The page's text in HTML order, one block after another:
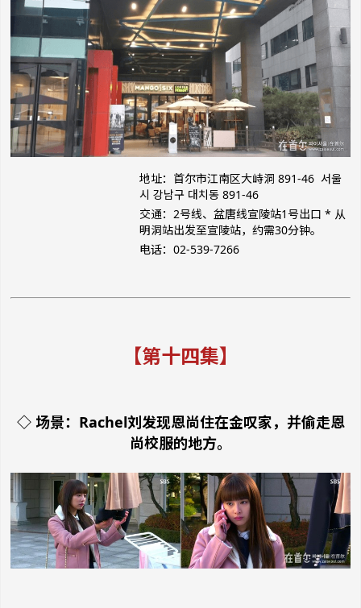
地址：首尔市江南区大峙洞 891-46 서울
시 강남구 대치동 891-46
交通：2号线、盆唐线宣陵站1号出口 * 从
明洞站出发至宣陵站，约需30分钟。
电话：02-539-7266
【第十四集】
◇ 场景：Rachel刘发现恩尚住在金叹家，并偷走恩
尚校服的地方。